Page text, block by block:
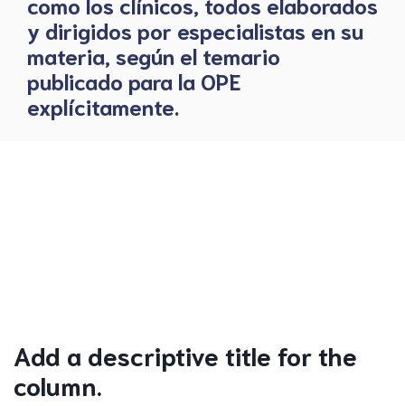
y dirigidos por especialistas en su
materia, según el temario
publicado para la OPE
explícitamente.
Add a descriptive title for the
column.